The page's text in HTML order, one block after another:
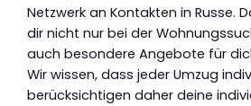
Netzwerk an Kontakten in Russe.
dir nicht nur bei der
auch besondere Angebote für
Wir wissen, dass jeder Umzug
berücksichtigen daher deine